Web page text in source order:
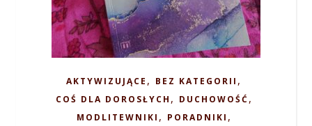
AKTYWIZUJĄCE , BEZ KATEGORII ,
COŚ DLA DOROSŁYCH , DUCHOWOŚĆ ,
MODLITEWNIKI , PORADNIKI ,